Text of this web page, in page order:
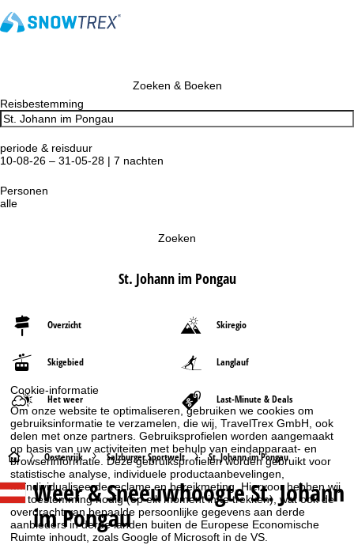
Cookie-informatie
Om onze website te optimaliseren, gebruiken we cookies om
gebruiksinformatie te verzamelen, die wij, TravelTrex GmbH, ook
delen met onze partners. Gebruiksprofielen worden aangemaakt
op basis van uw activiteiten met behulp van eindapparaat- en
browserinformatie. Deze gebruiksprofielen worden gebruikt voor
statistische analyse, individuele productaanbevelingen,
geïndividualiseerde reclame en bereikmeting. Hiervoor hebben wij
uw toestemming nodig (op elk moment in te trekken), wat ook de
overdracht van bepaalde persoonlijke gegevens aan derde
aanbieders in derde landen buiten de Europese Economische
Ruimte inhoudt, zoals Google of Microsoft in de VS.
Zoeken & Boeken
Reisbestemming
periode & reisduur
10-08-26 – 31-05-28 | 7 nachten
Personen
alle
Zoeken
St. Johann im Pongau
Overzicht Skiregio
Skigebied Langlauf
Het weer Last-Minute & Deals
S
t
a
Oostenrijk Salzburger Sportwelt St. Johann im Pongau
Weer & Sneeuwhoogte St. Johann
im Pongau